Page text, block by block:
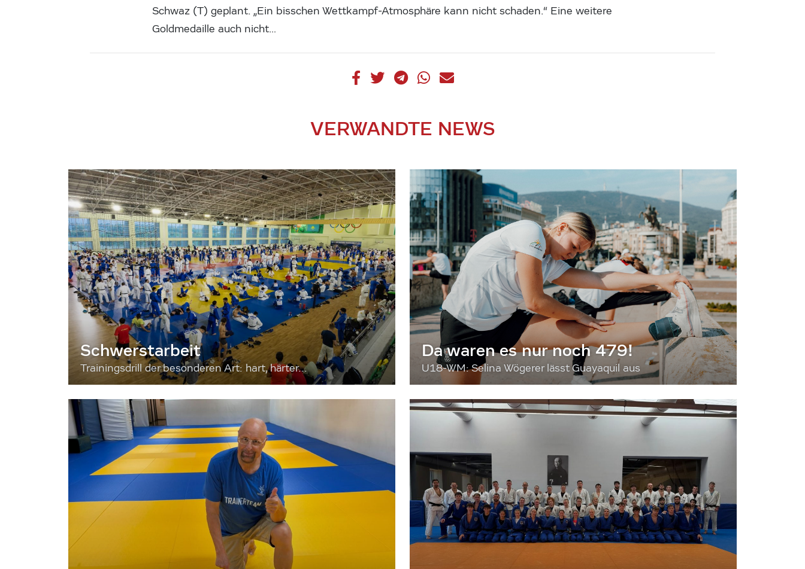
Schwaz (T) geplant. „Ein bisschen Wettkampf-Atmosphäre kann nicht schaden.“ Eine weitere
Goldmedaille auch nicht…
VERWANDTE NEWS
Schwerstarbeit
Trainingsdrill der besonderen Art: hart, härter...
Da waren es nur noch 479!
U18-WM: Selina Wögerer lässt Guayaquil aus